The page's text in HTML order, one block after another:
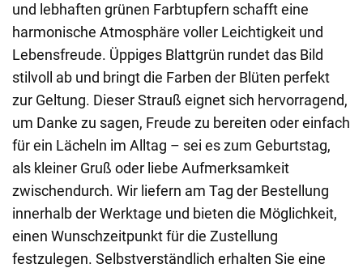
und lebhaften grünen Farbtupfern schafft eine
harmonische Atmosphäre voller Leichtigkeit und
Lebensfreude. Üppiges Blattgrün rundet das Bild
stilvoll ab und bringt die Farben der Blüten perfekt
zur Geltung. Dieser Strauß eignet sich hervorragend,
um Danke zu sagen, Freude zu bereiten oder einfach
für ein Lächeln im Alltag – sei es zum Geburtstag,
als kleiner Gruß oder liebe Aufmerksamkeit
zwischendurch. Wir liefern am Tag der Bestellung
innerhalb der Werktage und bieten die Möglichkeit,
einen Wunschzeitpunkt für die Zustellung
festzulegen. Selbstverständlich erhalten Sie eine